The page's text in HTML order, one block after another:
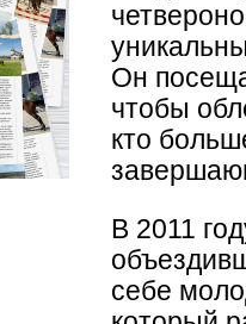
Он
чтобы
кто
В 2011
себе